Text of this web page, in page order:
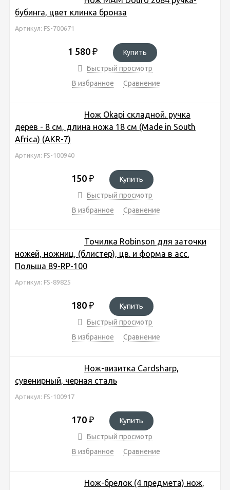
бубинга, цвет клинка бронза
Артикул: FS-700671
1 580 ₽
Купить
Быстрый просмотр
В избранное
Сравнение
Нож Okapi складной. ручка
дерев - 8 см, длина ножа 18 см (Made in South
Africa) (АКR-7)
Артикул: FS-100940
150 ₽
Купить
Быстрый просмотр
В избранное
Сравнение
Точилка Robinson для заточки
ножей, ножниц, (блистер), цв. и форма в асс.
Польша 89-RP-100
Артикул: FS-89825
180 ₽
Купить
Быстрый просмотр
В избранное
Сравнение
Нож-визитка Cardsharp,
сувенирный, черная сталь
Артикул: FS-100917
170 ₽
Купить
Быстрый просмотр
В избранное
Сравнение
Нож-брелок (4 предмета) нож,